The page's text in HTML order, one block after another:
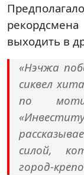
выходить в
«Нэчжа
сиквел
по
силой,
город-